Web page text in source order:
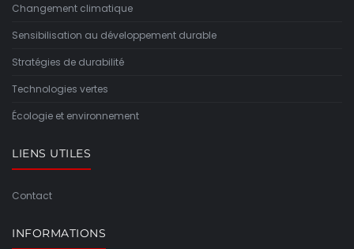
Changement climatique
Sensibilisation au développement durable
Stratégies de durabilité
Technologies vertes
Écologie et environnement
LIENS UTILES
Contact
INFORMATIONS